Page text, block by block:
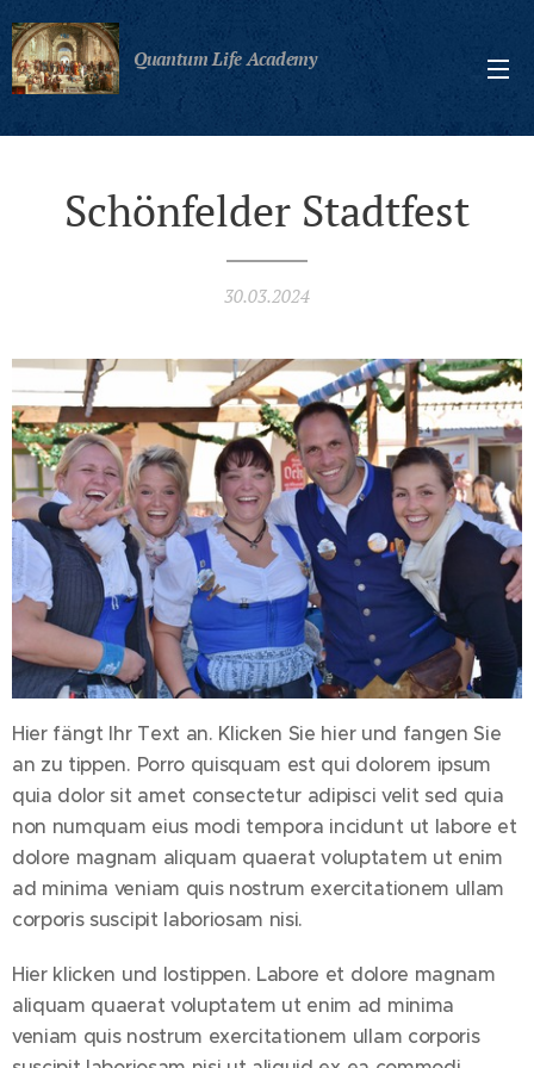
Quantum Life Academy
Schönfelder Stadtfest
30.03.2024
Hier fängt Ihr Text an. Klicken Sie hier und fangen Sie
an zu tippen. Porro quisquam est qui dolorem ipsum
quia dolor sit amet consectetur adipisci velit sed quia
non numquam eius modi tempora incidunt ut labore et
dolore magnam aliquam quaerat voluptatem ut enim
ad minima veniam quis nostrum exercitationem ullam
corporis suscipit laboriosam nisi.
Hier klicken und lostippen. Labore et dolore magnam
aliquam quaerat voluptatem ut enim ad minima
veniam quis nostrum exercitationem ullam corporis